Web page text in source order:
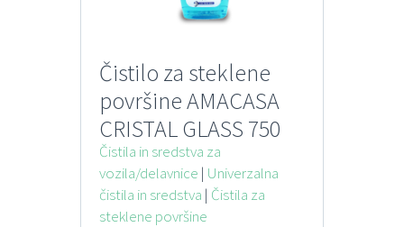
Čistilo za steklene
površine AMACASA
CRISTAL GLASS 750
MLs pršilko
Čistila in sredstva za
vozila/delavnice | Univerzalna
čistila in sredstva | Čistila za
steklene površine